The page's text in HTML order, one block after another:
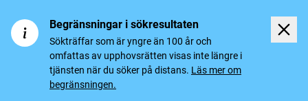
Begränsningar i sökresultaten
Sökträffar som är yngre än 100 år och
omfattas av upphovsrätten visas inte längre i
tjänsten när du söker på distans. Läs mer om
begränsningen.